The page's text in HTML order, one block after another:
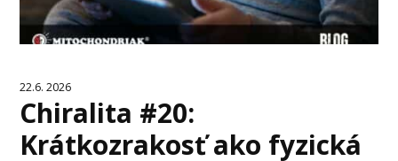
22.6. 2026
Chiralita #20:
Krátkozrakosť ako fyzická